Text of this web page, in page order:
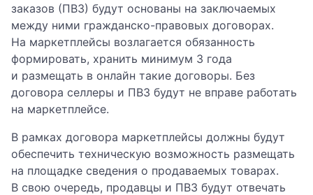
заказов (ПВЗ) будут основаны на заключаемых
между ними гражданско-правовых договорах.
На маркетплейсы возлагается обязанность
формировать, хранить минимум 3 года
и размещать в онлайн такие договоры. Без
договора селлеры и ПВЗ будут не вправе работать
на маркетплейсе.
В рамках договора маркетплейсы должны будут
обеспечить техническую возможность размещать
на площадке сведения о продаваемых товарах.
В свою очередь, продавцы и ПВЗ будут отвечать